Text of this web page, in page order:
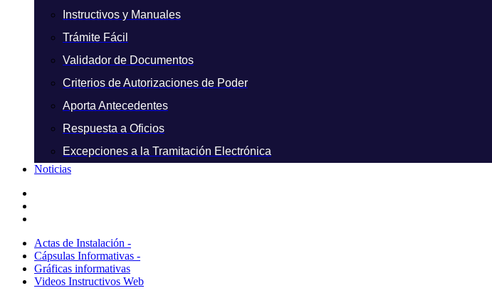
Instructivos y Manuales
Trámite Fácil
Validador de Documentos
Criterios de Autorizaciones de Poder
Aporta Antecedentes
Respuesta a Oficios
Excepciones a la Tramitación Electrónica
Noticias
Actas de Instalación -
Cápsulas Informativas -
Gráficas informativas
Videos Instructivos Web